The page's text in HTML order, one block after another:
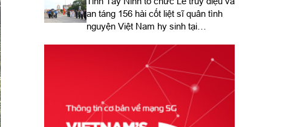
an táng 156 hài cốt liệt sĩ quân tình
nguyện Việt Nam hy sinh tại